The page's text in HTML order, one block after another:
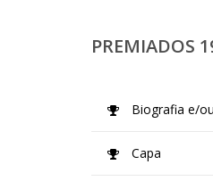
PREMIADOS
Biografia e/
Capa